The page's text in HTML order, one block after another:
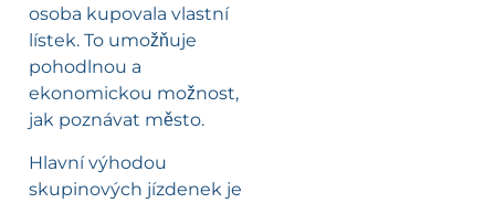
osoba kupovala vlastní
lístek. To umožňuje
pohodlnou a
ekonomickou možnost,
jak poznávat město.
Hlavní výhodou
skupinových jízdenek je